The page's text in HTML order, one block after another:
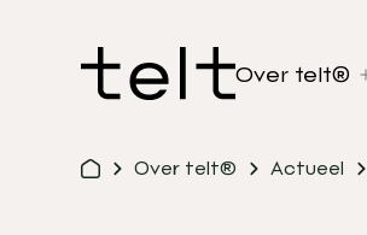
Over telt®
Over telt® Actueel